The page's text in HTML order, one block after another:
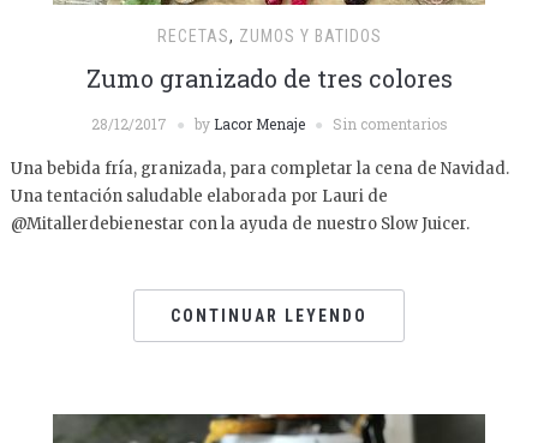
RECETAS, ZUMOS Y BATIDOS
Zumo granizado de tres colores
28/12/2017 by Lacor Menaje Sin comentarios
Una bebida fría, granizada, para completar la cena de Navidad.
Una tentación saludable elaborada por Lauri de
@Mitallerdebienestar con la ayuda de nuestro Slow Juicer.
CONTINUAR LEYENDO